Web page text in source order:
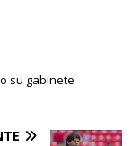
su gabinete